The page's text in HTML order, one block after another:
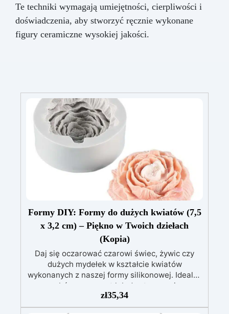
Te techniki wymagają umiejętności, cierpliwości i
doświadczenia, aby stworzyć ręcznie wykonane
figury ceramiczne wysokiej jakości.
Formy DIY: Formy do dużych kwiatów (7,5
x 3,2 cm) – Piękno w Twoich dziełach
(Kopia)
Daj się oczarować czarowi świec, żywic czy
dużych mydełek w kształcie kwiatów
wykonanych z naszej formy silikonowej. Idealny
wybór na prezent lub do stworzenia
romantycznej atmosfery. Forma z dużym
kwiatem idealnie łączy w sobie praktyczność
zł35,34